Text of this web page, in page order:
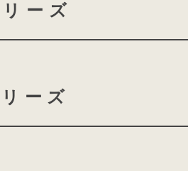
リーノ 半かぶせ
ーズ
ザー
ーズ